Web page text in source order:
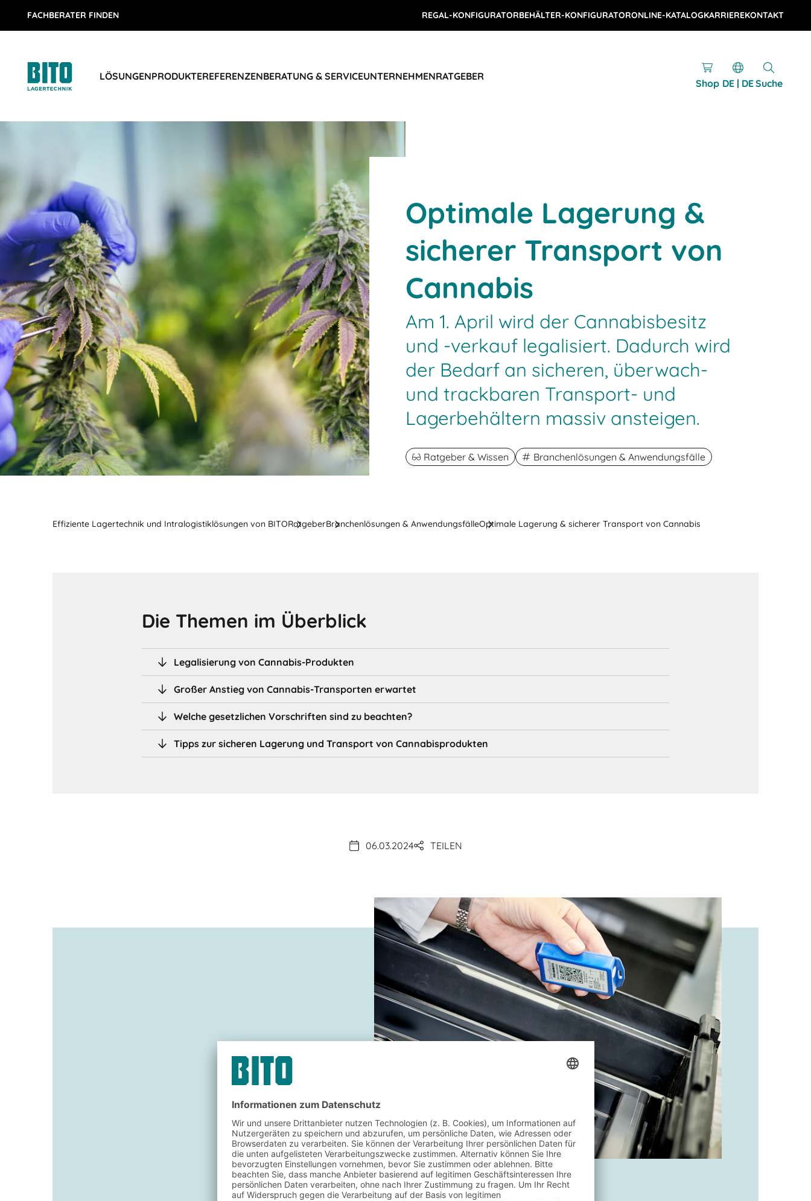
FACHBERATER FINDEN REGAL-KONFIGURATORBEHÄLTER-KONFIGURATORONLINE-KATALOGKARRIEREKONTAKT
LÖSUNGENPRODUKTEREFERENZENBERATUNG & SERVICEUNTERNEHMENRATGEBER
Shop DE | DESuche
Optimale Lagerung &
sicherer Transport von
Cannabis
Am 1. April wird der Cannabisbesitz
und -verkauf legalisiert. Dadurch wird
der Bedarf an sicheren, überwach-
und trackbaren Transport- und
Lagerbehältern massiv ansteigen.
Ratgeber & Wissen Branchenlösungen & Anwendungsfälle
Effiziente Lagertechnik und Intralogistiklösungen von BITORatgeberBranchenlösungen & AnwendungsfälleOptimale Lagerung & sicherer Transport von Cannabis
Die Themen im Überblick
Legalisierung von Cannabis-Produkten
Großer Anstieg von Cannabis-Transporten erwartet
Welche gesetzlichen Vorschriften sind zu beachten?
Tipps zur sicheren Lagerung und Transport von Cannabisprodukten
06.03.2024 TEILEN